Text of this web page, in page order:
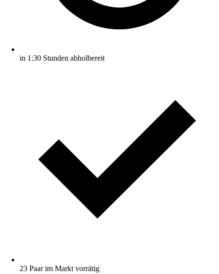
in 1:30 Stunden abholbereit
23 Paar im Markt vorrätig